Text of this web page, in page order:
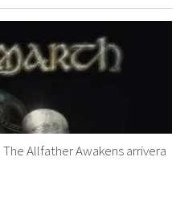
Allfather Awakens arrivera